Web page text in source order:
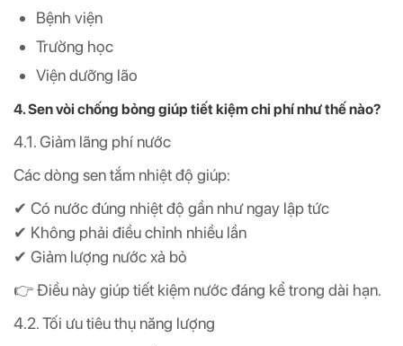
Bệnh viện
Trường học
Viện dưỡng lão
4. Sen vòi chống bỏng giúp tiết kiệm chi phí như thế nào?
4.1. Giảm lãng phí nước
Các dòng sen tắm nhiệt độ giúp:
✔ Có nước đúng nhiệt độ gần như ngay lập tức
✔ Không phải điều chỉnh nhiều lần
✔ Giảm lượng nước xả bỏ
👉 Điều này giúp tiết kiệm nước đáng kể trong dài hạn.
4.2. Tối ưu tiêu thụ năng lượng